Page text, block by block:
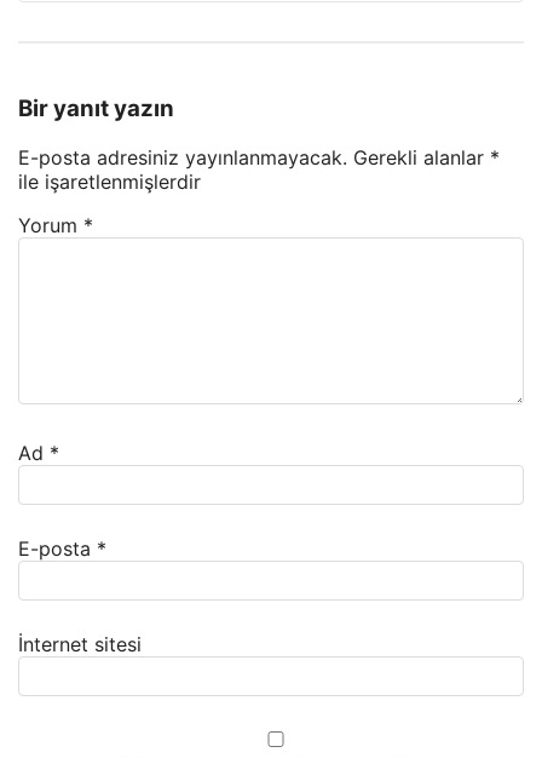
Bir yanıt yazın
E-posta adresiniz yayınlanmayacak. Gerekli alanlar *
ile işaretlenmişlerdir
Yorum *
Ad *
E-posta *
İnternet sitesi